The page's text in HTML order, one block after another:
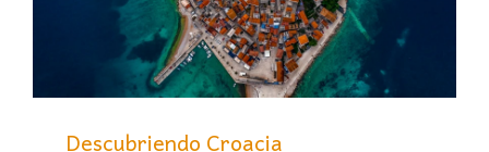
Descubriendo Croacia